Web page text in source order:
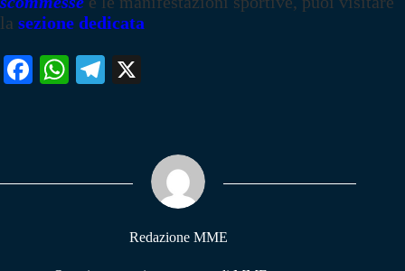
la sezione dedicata
Fa W
pp
Te
m
Redazione MME